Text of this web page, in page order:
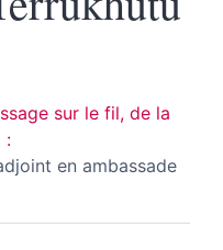
sur le fil, de la
:
en ambassade